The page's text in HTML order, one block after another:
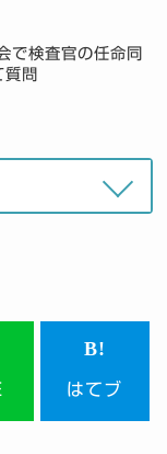
で検査官の任命同
問
はてブ